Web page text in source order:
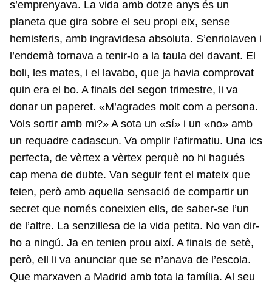
s’emprenyava. La vida amb dotze anys és un
planeta que gira sobre el seu propi eix, sense
hemisferis, amb ingravidesa absoluta. S’enriolaven i
l’endemà tornava a tenir-lo a la taula del davant. El
boli, les mates, i el lavabo, que ja havia comprovat
quin era el bo. A finals del segon trimestre, li va
donar un paperet. «M’agrades molt com a persona.
Vols sortir amb mi?» A sota un «sí» i un «no» amb
un requadre cadascun. Va omplir l’afirmatiu. Una ics
perfecta, de vèrtex a vèrtex perquè no hi hagués
cap mena de dubte. Van seguir fent el mateix que
feien, però amb aquella sensació de compartir un
secret que només coneixien ells, de saber-se l’un
de l’altre. La senzillesa de la vida petita. No van dir-
ho a ningú. Ja en tenien prou així. A finals de setè,
però, ell li va anunciar que se n’anava de l’escola.
Que marxaven a Madrid amb tota la família. Al seu